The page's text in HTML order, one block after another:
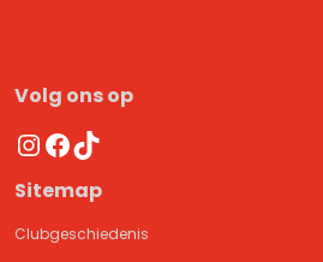
Volg ons op
Instagram
Facebook
TikTok
Sitemap
Clubgeschiedenis